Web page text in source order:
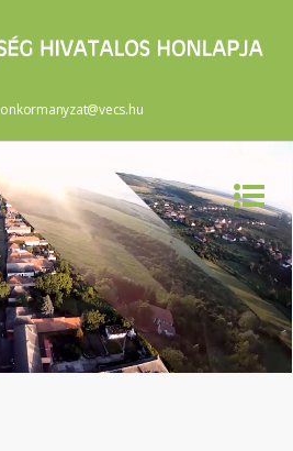
onkormanyzat@vecs.hu